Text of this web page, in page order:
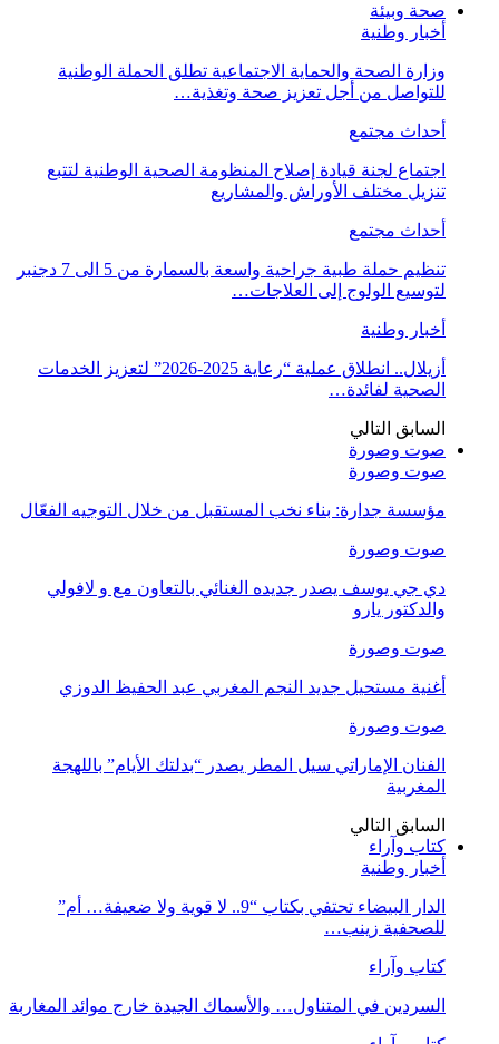
صحة وبيئة
أخبار وطنية
وزارة الصحة والحماية الاجتماعية تطلق الحملة الوطنية
للتواصل من أجل تعزيز صحة وتغذية…
أحداث مجتمع
اجتماع لجنة قيادة إصلاح المنظومة الصحية الوطنية لتتبع
تنزيل مختلف الأوراش والمشاريع
أحداث مجتمع
تنظيم حملة طبية جراحية واسعة بالسمارة من 5 الى 7 دجنبر
لتوسيع الولوج إلى العلاجات…
أخبار وطنية
أزيلال.. انطلاق عملية “رعاية 2025-2026” لتعزيز الخدمات
الصحية لفائدة…
السابق التالي
صوت وصورة
صوت وصورة
مؤسسة جدارة: بناء نخب المستقبل من خلال التوجيه الفعّال
صوت وصورة
دي جي يوسف يصدر جديده الغنائي بالتعاون مع و لافولي
والدكتور يارو
صوت وصورة
أغنية مستحيل جديد النجم المغربي عبد الحفيظ الدوزي
صوت وصورة
الفنان الإماراتي سيل المطر يصدر “بدلتك الأيام” باللهجة
المغربية
السابق التالي
كتاب وآراء
أخبار وطنية
الدار البيضاء تحتفي بكتاب “9.. لا قوية ولا ضعيفة… أم”
للصحفية زينب…
كتاب وآراء
السردين في المتناول… والأسماك الجيدة خارج موائد المغاربة